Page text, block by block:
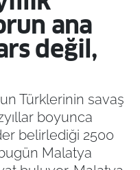
ana
değil,
Türklerinin savaş
boyunca
belirlediği 2500
bugün Malatya